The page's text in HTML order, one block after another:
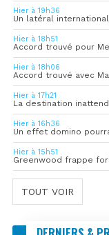
Hier à 19h36
Un latéral
Hier à 18h51
Accord trouvé pour
Hier à 18h06
Accord trouvé avec
Hier à 17h21
La destination
Hier à 16h36
Un effet domino
Hier à 15h51
TOUT VOIR